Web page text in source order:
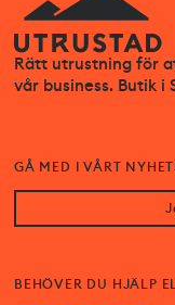
Rätt utrustning för
vår business. Butik i
BEHÖVER DU HJÄLP
GÅ MED I VÅRT